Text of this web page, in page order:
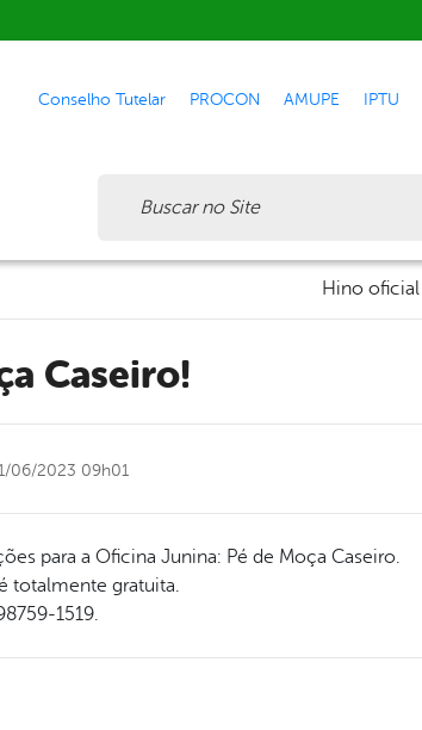
Conselho Tutelar PROCON AMUPE IPTU
Hino oficial
Caseiro!
06/2023 09h01
para a Oficina Junina: Pé de Moça Caseiro.
totalmente gratuita.
1519.